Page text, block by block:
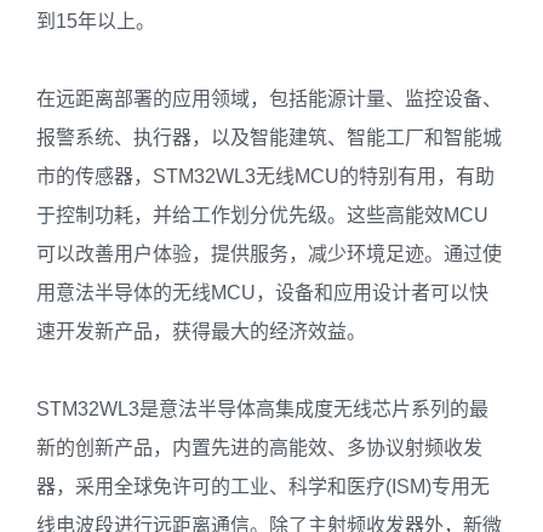
到15年以上。
在远距离部署的应用领域，包括能源计量、监控设备、
报警系统、执行器，以及智能建筑、智能工厂和智能城
市的传感器，STM32WL3无线MCU的特别有用，有助
于控制功耗，并给工作划分优先级。这些高能效MCU
可以改善用户体验，提供服务，减少环境足迹。通过使
用意法半导体的无线MCU，设备和应用设计者可以快
速开发新产品，获得最大的经济效益。
STM32WL3是意法半导体高集成度无线芯片系列的最
新的创新产品，内置先进的高能效、多协议射频收发
器，采用全球免许可的工业、科学和医疗(ISM)专用无
线电波段进行远距离通信。除了主射频收发器外，新微